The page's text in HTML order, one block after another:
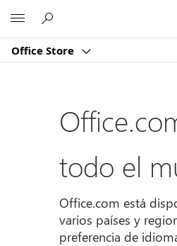
Office Store
todo el
Office.com está
varios países y
preferencia de